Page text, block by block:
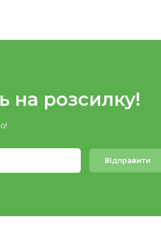
на розсилку!
Відправити